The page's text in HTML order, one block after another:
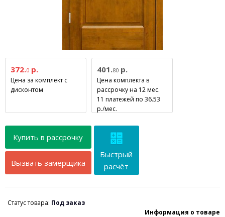
372.0р.
Цена за комплект с
дисконтом
401.80р.
Цена комплекта в
рассрочку на 12 мес.
11 платежей по 36.53
р./мес.
Купить в рассрочку
Вызвать замерщика
Быстрый
расчёт
Статус товара: Под заказ
Информация о товаре